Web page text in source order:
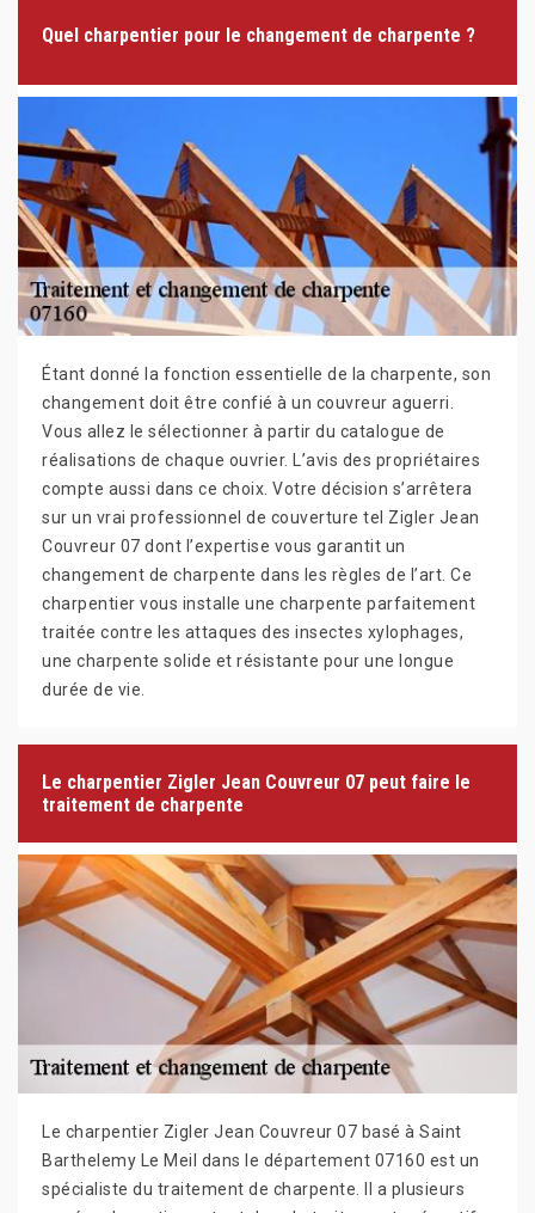
Quel charpentier pour le changement de charpente ?
Étant donné la fonction essentielle de la charpente, son
changement doit être confié à un couvreur aguerri.
Vous allez le sélectionner à partir du catalogue de
réalisations de chaque ouvrier. L’avis des propriétaires
compte aussi dans ce choix. Votre décision s’arrêtera
sur un vrai professionnel de couverture tel Zigler Jean
Couvreur 07 dont l’expertise vous garantit un
changement de charpente dans les règles de l’art. Ce
charpentier vous installe une charpente parfaitement
traitée contre les attaques des insectes xylophages,
une charpente solide et résistante pour une longue
durée de vie.
Le charpentier Zigler Jean Couvreur 07 peut faire le
traitement de charpente
Le charpentier Zigler Jean Couvreur 07 basé à Saint
Barthelemy Le Meil dans le département 07160 est un
spécialiste du traitement de charpente. Il a plusieurs